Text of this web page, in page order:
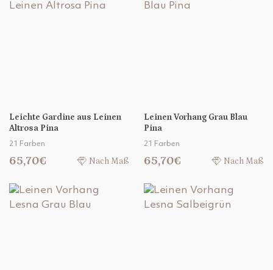
Leichte Gardine aus Leinen
Altrosa Pina
21 Farben
65,70€ Nach Maß
Leinen Vorhang Grau Blau
Pina
21 Farben
65,70€ Nach Maß